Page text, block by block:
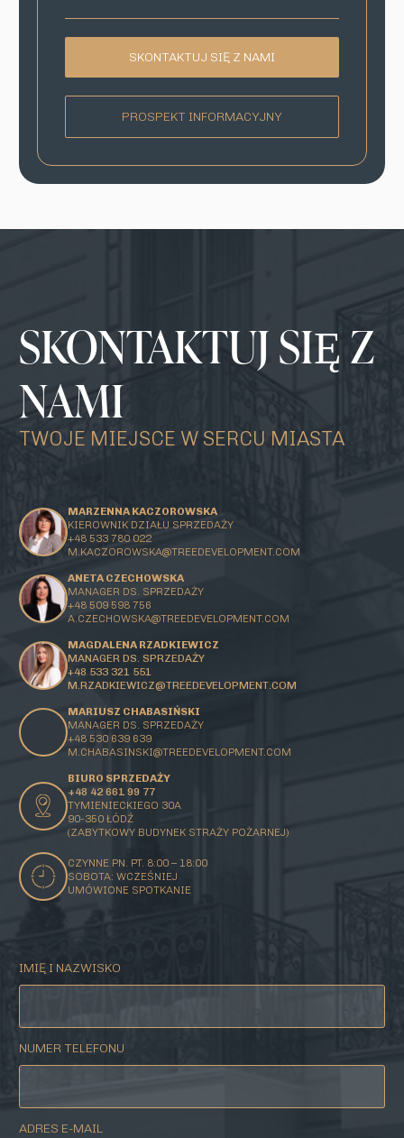
SKONTAKTUJ SIĘ Z NAMI
PROSPEKT INFORMACYJNY
SKONTAKTUJ SIĘ Z
NAMI
TWOJE MIEJSCE W SERCU MIASTA
MARZENNA KACZOROWSKA
KIEROWNIK DZIAŁU SPRZEDAŻY
+48 533 780 022
M.KACZOROWSKA@TREEDEVELOPMENT.COM
ANETA CZECHOWSKA
MANAGER DS. SPRZEDAŻY
+48 509 598 756
A.CZECHOWSKA@TREEDEVELOPMENT.COM
MAGDALENA RZADKIEWICZ
MANAGER DS. SPRZEDAŻY
+48 533 321 551
M.RZADKIEWICZ@TREEDEVELOPMENT.COM
MARIUSZ CHABASIŃSKI
MANAGER DS. SPRZEDAŻY
+48 530 639 639
M.CHABASINSKI@TREEDEVELOPMENT.COM
BIURO SPRZEDAŻY
+48 42 661 99 77
TYMIENIECKIEGO 30A
90-350 ŁÓDŹ
(ZABYTKOWY BUDYNEK STRAŻY POŻARNEJ)
CZYNNE PN. PT. 8:00 – 18:00
SOBOTA: WCZEŚNIEJ
UMÓWIONE SPOTKANIE
IMIĘ I NAZWISKO
NUMER TELEFONU
ADRES E-MAIL